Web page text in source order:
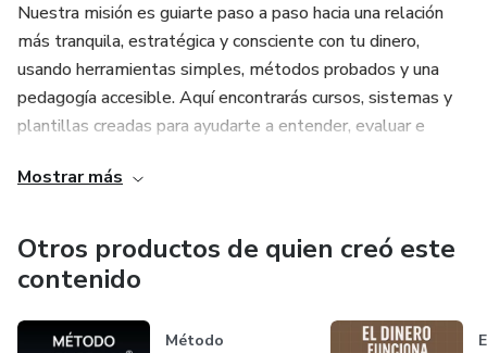
te ofrece las herramientas necesarias para desarrollar
hábitos financieros saludables que te acompañarán toda la
vida.
Nuestra misión es guiarte paso a paso hacia una relación
más tranquila, estratégica y consciente con tu dinero,
usando herramientas simples, métodos probados y una
pedagogía accesible. Aquí encontrarás cursos, sistemas y
plantillas creadas para ayudarte a entender, evaluar e
constante. Si buscas aprender finanzas de forma honesta,
estructurada y sin humo, Billete de Papel™ es el lugar
donde tu camino financiero empieza con orden y termina
con confianza.
Mostrar más
Otros productos de quien creó este
contenido
Método